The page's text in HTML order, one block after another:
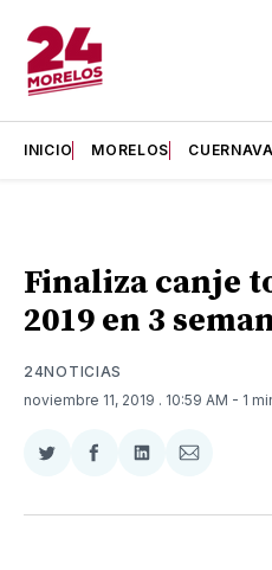
INICIO MORELOS
Finaliza canje
2019 en 3
24NOTICIAS
noviembre 11, 2019 . 10:59 AM - 1
Compartir
Twitter
Compartir
Facebook
Compartir
LinkedIn
Compartir
Email